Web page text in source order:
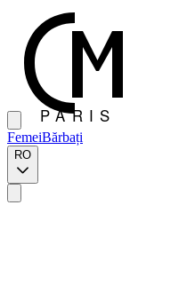
FemeiBărbați
RO